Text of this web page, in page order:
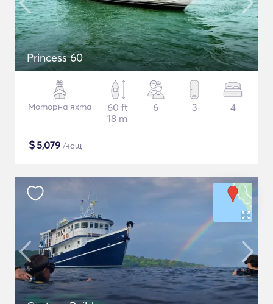
Princess 60
Моторна яхта
60 ft
18 m
6 3 4
$5,079 /нощ